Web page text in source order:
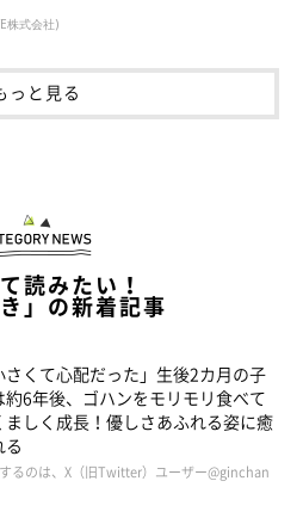
ことがあるのだそう。飼い主さんを
柵の隙間に挟まってたりしたこと
きました。この件があってから、
株式会社)
っと見る
読みたい！
」の新着記事
さくて心配だった」生後2カ月の子
約6年後、ゴハンをモリモリ食べて
ましく成長！優しさあふれる姿に癒
る
るのは、X（旧Twitter）ユーザー@ginchan